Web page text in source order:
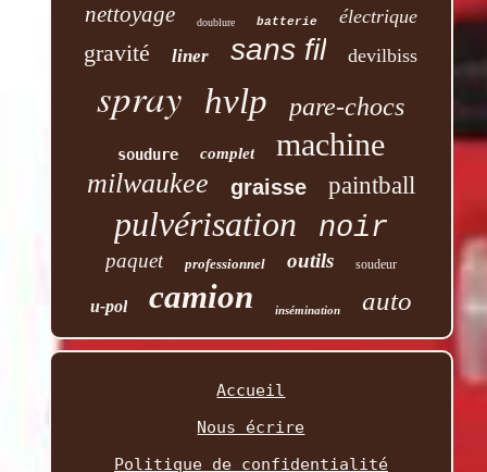
nettoyage doublure batterie électrique
gravité liner sans fil devilbiss
spray hvlp pare-chocs
soudure complet machine
milwaukee graisse paintball
pulvérisation noir
paquet professionnel outils soudeur
u-pol camion insémination auto
Accueil
Nous écrire
Politique de confidentialité